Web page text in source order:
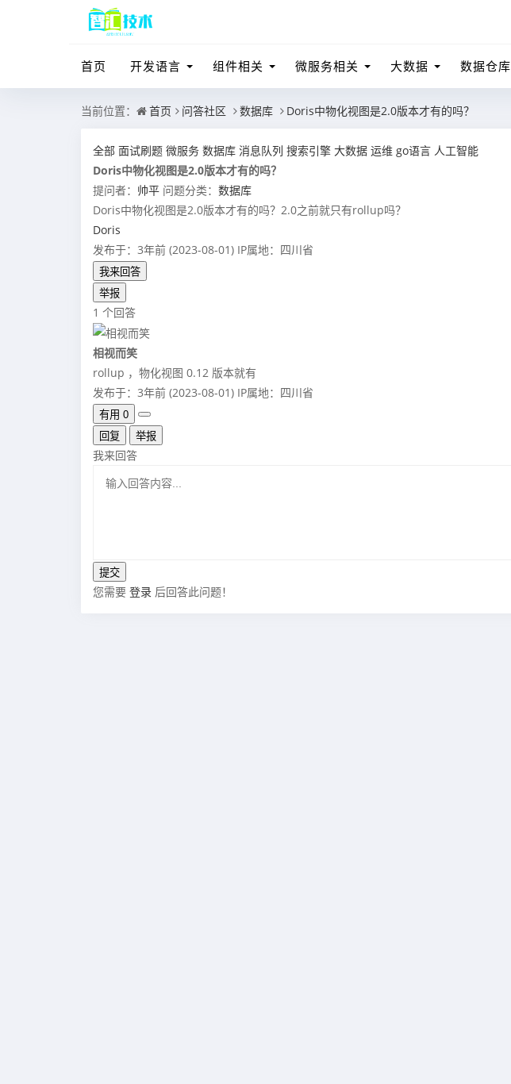
首页 开发语言 组件相关 微服务相关 大数据 数据仓库
当前位置： 首页 问答社区 数据库 Doris中物化视图是2.0版本才有的吗？
全部 面试刷题 微服务 数据库 消息队列 搜索引擎 大数据 运维 go语言 人工智能
Doris中物化视图是2.0版本才有的吗？
提问者： 帅平 问题分类： 数据库
Doris中物化视图是2.0版本才有的吗？2.0之前就只有rollup吗？
Doris
发布于：3年前 (2023-08-01) IP属地：四川省
我来回答
举报
1 个回答
相视而笑
rollup ，物化视图 0.12 版本就有
发布于：3年前 (2023-08-01) IP属地：四川省
有用 0
回复
举报
我来回答
您需要 登录 后回答此问题！